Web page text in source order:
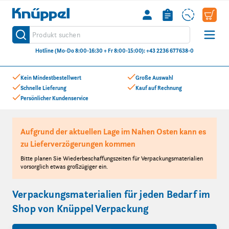
Kein Mindestbestellwert
Schnelle Lieferung
Persönlicher Kundenservice
Große Auswahl
Kauf auf Rechnung
Knüppel
Produkt suchen
Suche
Hotline (Mo-Do 8:00-16:30 + Fr 8:00-15:00): +43 2236 677638-0
Zum Inhalt springen
Aufgrund der aktuellen Lage im Nahen Osten kann es
zu Lieferverzögerungen kommen
Bitte planen Sie Wiederbeschaffungszeiten für Verpackungsmaterialien
vorsorglich etwas großzügiger ein.
Verpackungsmaterialien für jeden Bedarf im
Shop von Knüppel Verpackung